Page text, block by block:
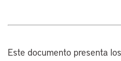
Este documento presenta